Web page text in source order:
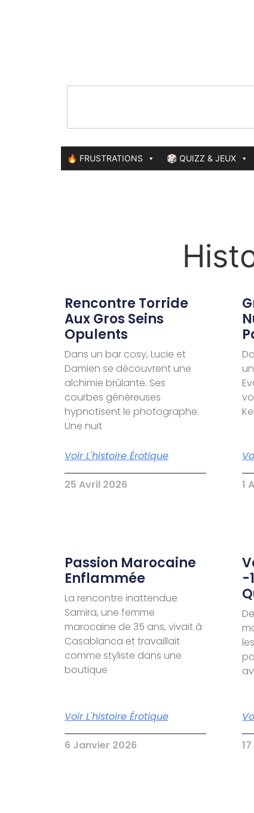
🔥 FRUSTRATIONS 🎲 QUIZZ & JEUX
Rencontre Torride
Aux Gros Seins
Opulents
Dans un bar cosy, Lucie et
Damien se découvrent une
alchimie brûlante. Ses
courbes généreuses
hypnotisent le photographe.
Une nuit
Voir L'histoire Érotique
25 Avril 2026 1
Passion Marocaine
Enflammée
La rencontre inattendue
Samira, une femme
marocaine de 35 ans, vivait à
Casablanca et travaillait
comme styliste dans une
boutique
Voir L'histoire Érotique
6 Janvier 2026
-